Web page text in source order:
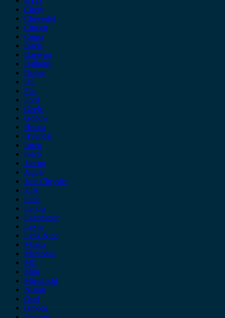
Chery
Chevrolet
Citroen
Cupra
Dacia
Daewoo
Daihatsu
Dodge
DS
Fiat
Ford
Geely
Gonow
Honda
Hyundai
Isuzu
iveco
Jaecoo
Jaguar
Jeep Chrysler
KIA
Lada
Lancia
Leapmotor
Lexus
Lynk & co
Mazda
Mercedes
MG
Mini
Mitsubishi
Nissan
Opel
Omoda